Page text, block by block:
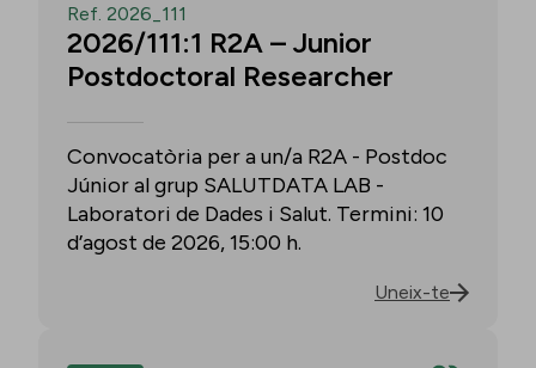
Ref. 2026_111
2026/111:1 R2A – Junior
Postdoctoral Researcher
Convocatòria per a un/a R2A - Postdoc
Júnior al grup SALUTDATA LAB -
Laboratori de Dades i Salut. Termini: 10
d’agost de 2026, 15:00 h.
Uneix-te